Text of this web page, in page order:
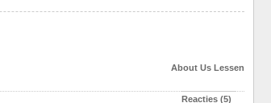
About Us Lessen
Reacties (5)